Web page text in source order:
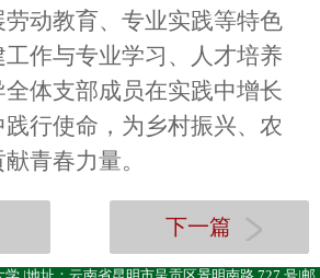
动教育、专业实践等特色
作与专业学习、人才培养
体支部成员在实践中增长
行使命，为乡村振兴、农
青春力量。
下一篇